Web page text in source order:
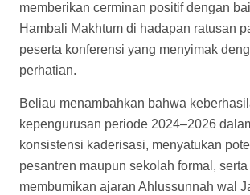
memberikan cerminan positif dengan
Hambali Makhtum di hadapan ratusan
peserta konferensi yang menyimak
perhatian.
Beliau menambahkan bahwa
kepengurusan periode 2024–2026
konsistensi kaderisasi, menyatukan
pesantren maupun sekolah formal, serta
membumikan ajaran Ahlussunnah wal